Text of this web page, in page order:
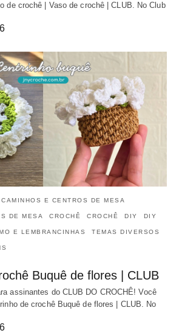
de crochê | Vaso de crochê | CLUB. No Club
CAMINHOS E CENTROS DE MESA
DE MESA CROCHÊ CROCHÊ DIY DIY
E LEMBRANCINHAS TEMAS DIVERSOS
Buquê de flores | CLUB
assinantes do CLUB DO CROCHÊ! Você
de crochê Buquê de flores | CLUB. No